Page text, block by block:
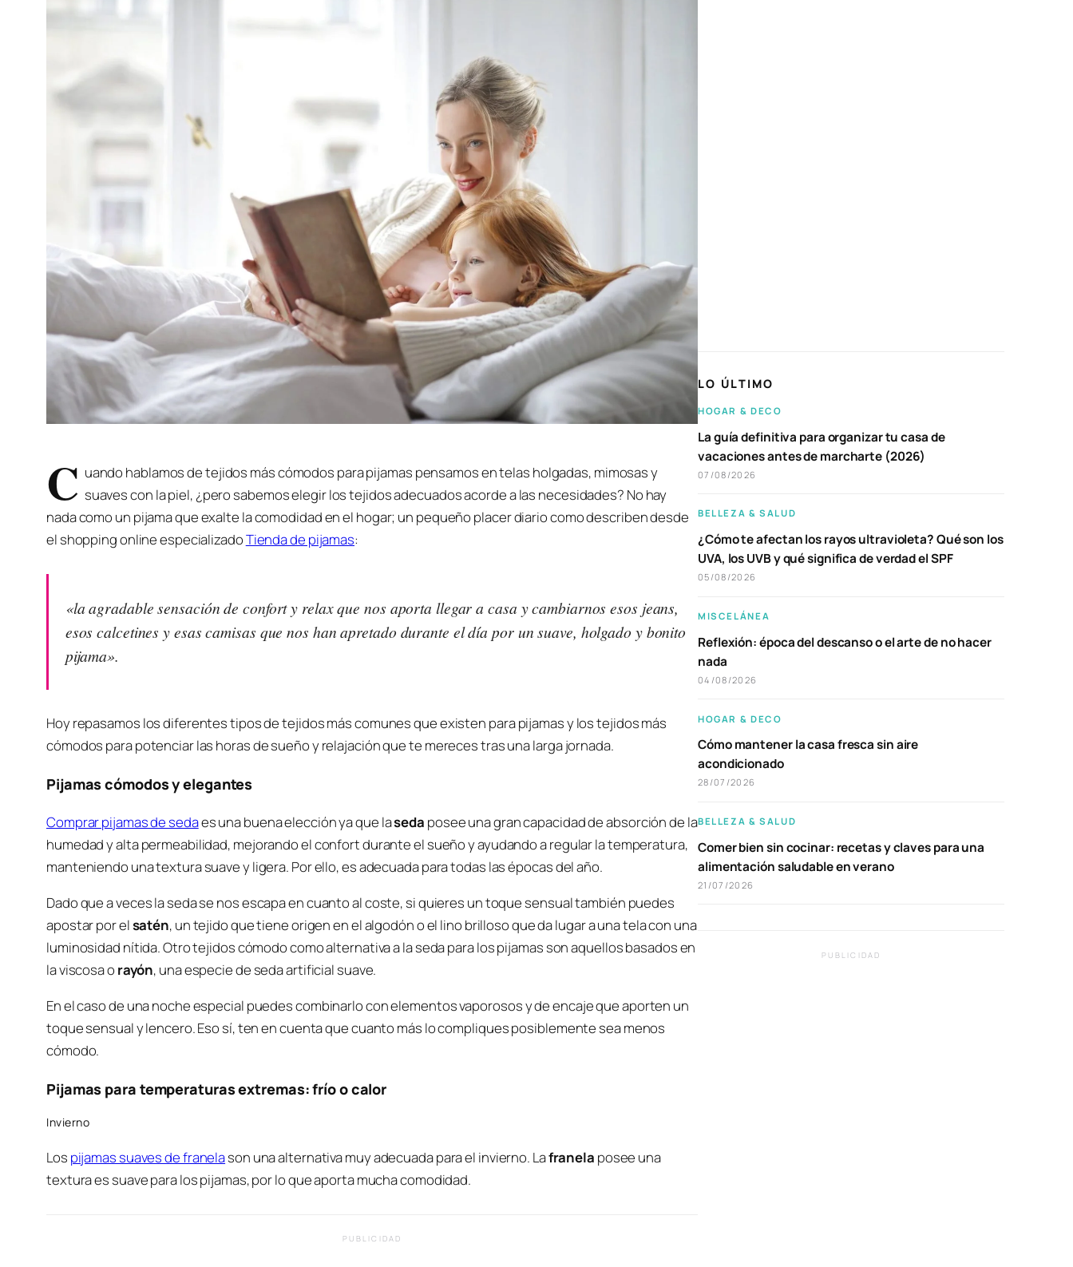
C uando hablamos de tejidos más cómodos para pijamas pensamos en telas holgadas, mimosas y
suaves con la piel, ¿pero sabemos elegir los tejidos adecuados acorde a las necesidades? No hay
nada como un pijama que exalte la comodidad en el hogar; un pequeño placer diario como describen desde
el shopping online especializadoTienda de pijamas:
«la agradable sensación de confort y relax que nos aporta llegar a casa y cambiarnos esos jeans,
esos calcetines y esas camisas que nos han apretado durante el día por un suave, holgado y bonito
pijama».
Hoy repasamos los diferentes tipos de tejidos más comunes que existen para pijamas y los tejidos más
cómodos para potenciar las horas de sueño y relajación que te mereces tras una larga jornada.
Pijamas cómodos y elegantes
Comprar pijamas de sedaes una buena elección ya que laseda posee una gran capacidad de absorción de la
humedad y alta permeabilidad, mejorando el confort durante el sueño y ayudando a regular la temperatura,
manteniendo una textura suave y ligera. Por ello, es adecuada para todas las épocas del año.
Dado que a veces la seda se nos escapa en cuanto al coste, si quieres un toque sensual también puedes
apostar por elsatén, un tejido que tiene origen en el algodón o el lino brilloso que da lugar a una tela con una
luminosidad nítida. Otro tejidos cómodo como alternativa a la seda para los pijamas son aquellos basados en
la viscosa o rayón, una especie de seda artificial suave.
En el caso de una noche especial puedes combinarlo con elementos vaporosos y de encaje que aporten un
toque sensual y lencero. Eso sí, ten en cuenta que cuanto más lo compliques posiblemente sea menos
cómodo.
Pijamas para temperaturas extremas: frío o calor
Invierno
Los pijamas suaves de franelason una alternativa muy adecuada para el invierno. Lafranela posee una
textura es suave para los pijamas, por lo que aporta mucha comodidad.
PUBLICIDAD
LO ÚLTIMO
HOGAR & DECO
La guía definitiva para organizar tu casa de
vacaciones antes de marcharte (2026)
07/08/2026
BELLEZA & SALUD
¿Cómo te afectan los rayos ultravioleta? Qué son los
UVA, los UVB y qué significa de verdad el SPF
05/08/2026
MISCELÁNEA
Reflexión: época del descanso o el arte de no hacer
nada
04/08/2026
HOGAR & DECO
Cómo mantener la casa fresca sin aire
acondicionado
28/07/2026
BELLEZA & SALUD
Comer bien sin cocinar: recetas y claves para una
alimentación saludable en verano
21/07/2026
PUBLICIDAD